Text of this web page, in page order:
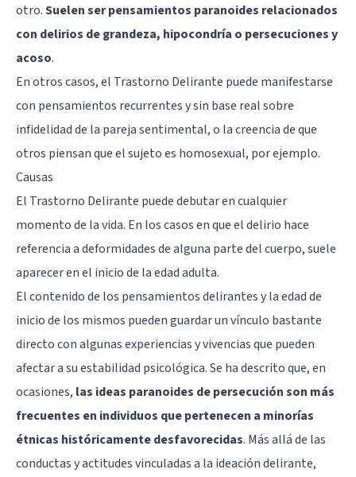
otro.Suelen ser pensamientos paranoides relacionados
con delirios de grandeza, hipocondría o persecuciones y
acoso.
En otros casos, el Trastorno Delirante puede manifestarse
con pensamientos recurrentes y sin base real sobre
infidelidad de la parejasentimental, o la creencia de que
otros piensan que el sujeto es homosexual, por ejemplo.
Causas
El Trastorno Delirante puede debutar en cualquier
momento de la vida. En los casos en que el delirio hace
referencia a deformidades de alguna parte del cuerpo, suele
aparecer en el inicio de la edad adulta.
El contenido de los pensamientos delirantes y la edad de
inicio de los mismos pueden guardar un vínculo bastante
directo con algunas experiencias y vivencias que pueden
afectar a su estabilidad psicológica. Se ha descrito que, en
ocasiones, las ideas paranoides de persecución son más
frecuentes en individuos que pertenecen a minorías
étnicas históricamente desfavorecidas. Más allá de las
conductas y actitudes vinculadas a la ideación delirante,